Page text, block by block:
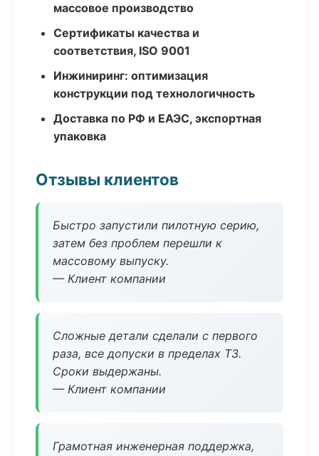
массовое производство
Сертификаты качества и
соответствия, ISO 9001
Инжиниринг: оптимизация
конструкции под технологичность
Доставка по РФ и ЕАЭС, экспортная
упаковка
Отзывы клиентов
Быстро запустили пилотную серию,
затем без проблем перешли к
массовому выпуску.
— Клиент компании
Сложные детали сделали с первого
раза, все допуски в пределах ТЗ.
Сроки выдержаны.
— Клиент компании
Грамотная инженерная поддержка,